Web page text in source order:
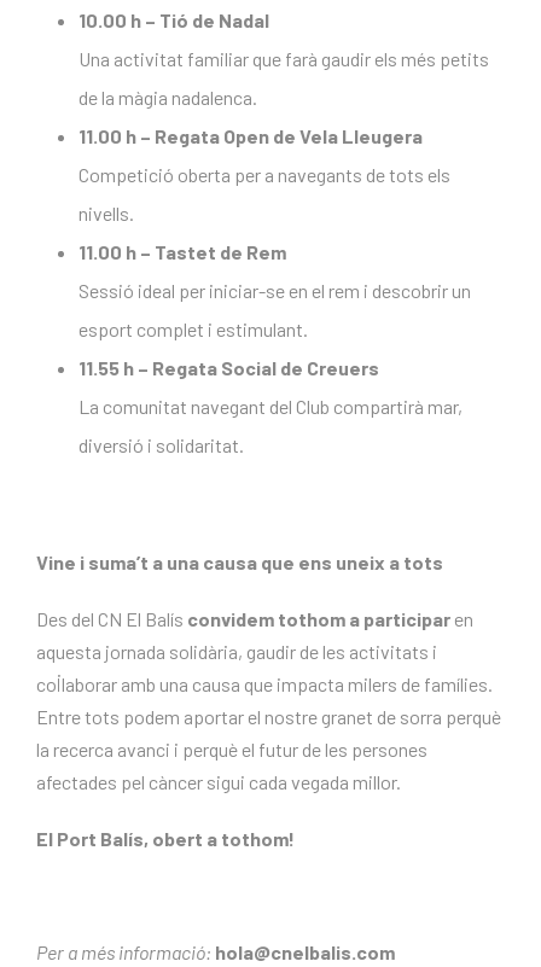
10.00 h – Tió de Nadal
Una activitat familiar que farà gaudir els més petits
de la màgia nadalenca.
11.00 h – Regata Open de Vela Lleugera
Competició oberta per a navegants de tots els
nivells.
11.00 h – Tastet de Rem
Sessió ideal per iniciar-se en el rem i descobrir un
esport complet i estimulant.
11.55 h – Regata Social de Creuers
La comunitat navegant del Club compartirà mar,
diversió i solidaritat.
Vine i suma’t a una causa que ens uneix a tots
Des del CN El Balís convidem tothom a participar en
aquesta jornada solidària, gaudir de les activitats i
col·laborar amb una causa que impacta milers de famílies.
Entre tots podem aportar el nostre granet de sorra perquè
la recerca avanci i perquè el futur de les persones
afectades pel càncer sigui cada vegada millor.
El Port Balís, obert a tothom!
Per a més informació: hola@cnelbalis.com